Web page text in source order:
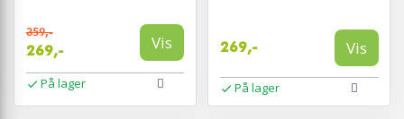
359,-
269,- Vis
På lager
269,- Vis
På lager